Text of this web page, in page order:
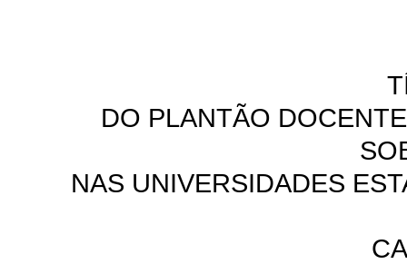
DO PLANTÃO
NAS UNIVERSIDADES